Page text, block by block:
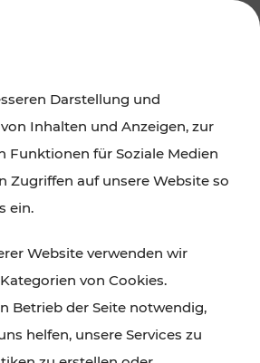
und das Burgenland
und Gastronomie,
Naturgenuss – viele
den Ticket- und Fahrplan-
gut und schnell erreichbar.
Darstellung und
Inhalten und Anzeigen, zur
Funktionen für Soziale Medien
Zugriffen auf unsere Website so
ein.
Website verwenden wir
von Cookies.
Betrieb der Seite notwendig,
helfen, unsere Services zu